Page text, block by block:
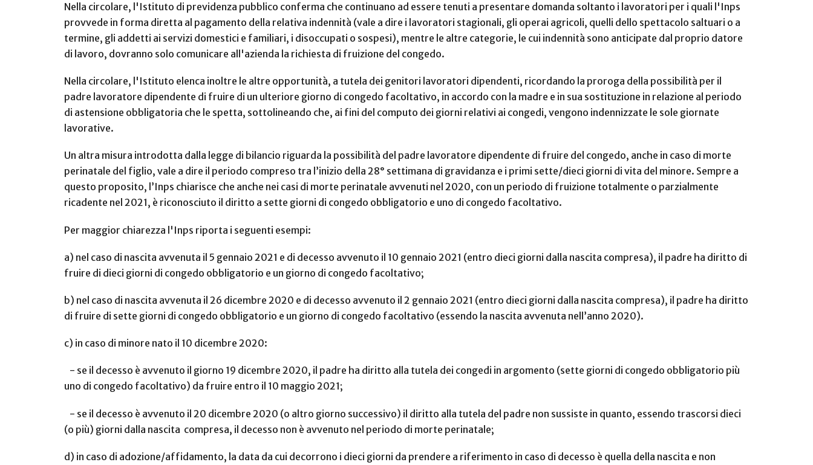
Nella circolare, l'Istituto di previdenza pubblico conferma che continuano ad essere tenuti a presentare domanda soltanto i lavoratori per i quali l'Inps
provvede in forma diretta al pagamento della relativa indennità (vale a dire i lavoratori stagionali, gli operai agricoli, quelli dello spettacolo saltuari o a
termine, gli addetti ai servizi domestici e familiari, i disoccupati o sospesi), mentre le altre categorie, le cui indennità sono anticipate dal proprio datore
di lavoro, dovranno solo comunicare all'azienda la richiesta di fruizione del congedo.
Nella circolare, l'Istituto elenca inoltre le altre opportunità, a tutela dei genitori lavoratori dipendenti, ricordando la proroga della possibilità per il
padre lavoratore dipendente di fruire di un ulteriore giorno di congedo facoltativo, in accordo con la madre e in sua sostituzione in relazione al periodo
di astensione obbligatoria che le spetta, sottolineando che, ai fini del computo dei giorni relativi ai congedi, vengono indennizzate le sole giornate
lavorative.
Un altra misura introdotta dalla legge di bilancio riguarda la possibilità del padre lavoratore dipendente di fruire del congedo, anche in caso di morte
perinatale del figlio, vale a dire il periodo compreso tra l’inizio della 28° settimana di gravidanza e i primi sette/dieci giorni di vita del minore. Sempre a
questo proposito, l’Inps chiarisce che anche nei casi di morte perinatale avvenuti nel 2020, con un periodo di fruizione totalmente o parzialmente
ricadente nel 2021, è riconosciuto il diritto a sette giorni di congedo obbligatorio e uno di congedo facoltativo.
Per maggior chiarezza l'Inps riporta i seguenti esempi:
a) nel caso di nascita avvenuta il 5 gennaio 2021 e di decesso avvenuto il 10 gennaio 2021 (entro dieci giorni dalla nascita compresa), il padre ha diritto di
fruire di dieci giorni di congedo obbligatorio e un giorno di congedo facoltativo;
b) nel caso di nascita avvenuta il 26 dicembre 2020 e di decesso avvenuto il 2 gennaio 2021 (entro dieci giorni dalla nascita compresa), il padre ha diritto
di fruire di sette giorni di congedo obbligatorio e un giorno di congedo facoltativo (essendo la nascita avvenuta nell’anno 2020).
c) in caso di minore nato il 10 dicembre 2020:
- se il decesso è avvenuto il giorno 19 dicembre 2020, il padre ha diritto alla tutela dei congedi in argomento (sette giorni di congedo obbligatorio più
uno di congedo facoltativo) da fruire entro il 10 maggio 2021;
- se il decesso è avvenuto il 20 dicembre 2020 (o altro giorno successivo) il diritto alla tutela del padre non sussiste in quanto, essendo trascorsi dieci
(o più) giorni dalla nascita compresa, il decesso non è avvenuto nel periodo di morte perinatale;
d) in caso di adozione/affidamento, la data da cui decorrono i dieci giorni da prendere a riferimento in caso di decesso è quella della nascita e non